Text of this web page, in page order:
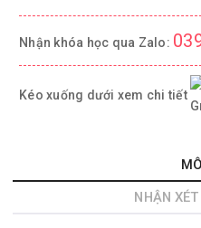
Nhận khóa học qua Zalo:
Kéo xuống dưới xem chi tiết
NHẬN